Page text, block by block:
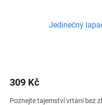
Jedinečný
309 Kč
Poznejte tajemství vrtání bez